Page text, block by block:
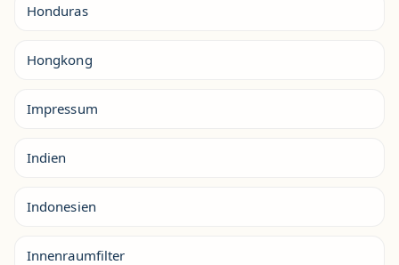
Honduras
Hongkong
Impressum
Indien
Indonesien
Innenraumfilter